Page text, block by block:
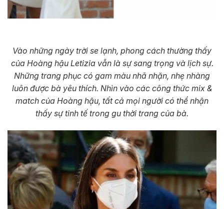
Vào những ngày trời se lạnh, phong cách thường thấy
của Hoàng hậu Letizia vẫn là sự sang trọng và lịch sự.
Những trang phục có gam màu nhã nhặn, nhẹ nhàng
luôn được bà yêu thích. Nhìn vào các công thức mix &
match của Hoàng hậu, tất cả mọi người có thể nhận
thấy sự tinh tế trong gu thời trang của bà.